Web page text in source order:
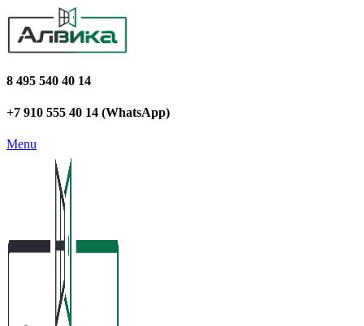
8 495 540 40 14
+7 910 555 40 14 (WhatsApp)
Menu